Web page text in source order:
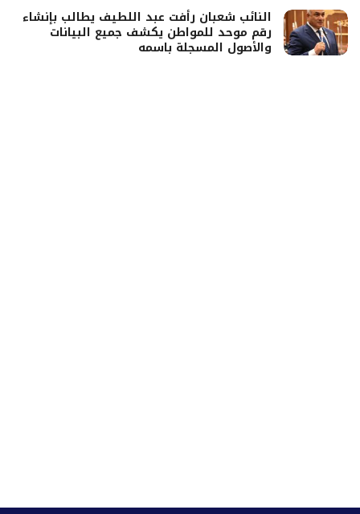
النائب شعبان رأفت عبد اللطيف يطالب بإنشاء
رقم موحد للمواطن يكشف جميع البيانات
والأصول المسجلة باسمه